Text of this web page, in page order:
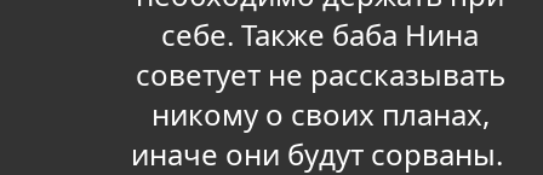
себе. Также баба Нина
советует не рассказывать
никому о своих планах,
иначе они будут сорваны.